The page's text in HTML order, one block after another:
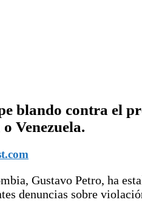
blando contra el
Venezuela.
Gustavo Petro, ha
denuncias sobre